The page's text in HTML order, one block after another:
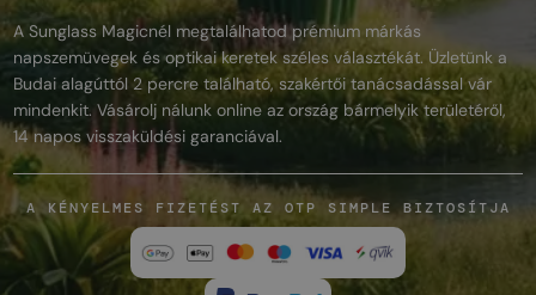
A Sunglass Magicnél megtalálhatod prémium márkás
napszemüvegek és optikai keretek széles választékát. Üzletünk a
Budai alagúttól 2 percre található, szakértői tanácsadással vár
mindenkit. Vásárolj nálunk online az ország bármelyik területéről,
14 napos visszaküldési garanciával.
A KÉNYELMES FIZETÉST AZ OTP SIMPLE BIZTOSÍTJA